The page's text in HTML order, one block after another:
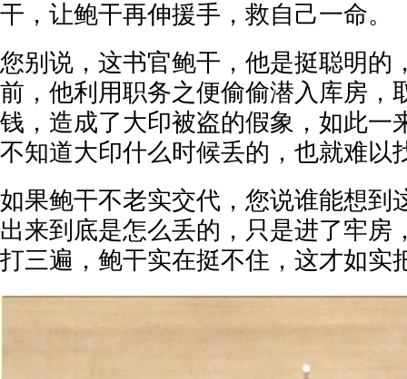
干，让鲍干再伸援手，救自己一命。
您别说，这书官鲍干，他是挺聪明的
前，他利用职务之便偷偷潜入库房，
钱，造成了大印被盗的假象，如此一
不知道大印什么时候丢的，也就难以
如果鲍干不老实交代，您说谁能想到
出来到底是怎么丢的，只是进了牢房
打三遍，鲍干实在挺不住，这才如实